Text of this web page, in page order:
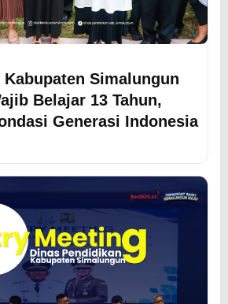
Kabupaten Simalungun
Belajar 13 Tahun,
Generasi Indonesia